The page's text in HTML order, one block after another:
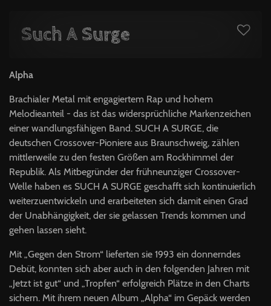
Such A Surge
Alpha
Brachialer Metal mit engagiertem Rap und hohem
Melodieanteil - das ist das widersprüchliche Markenzeichen
einer wandlungsfähigen Band. SUCH A SURGE, die
deutschen Crossover-Pioniere aus Braunschweig, zählen
mittlerweile zu den festen Größen am Rockhimmel der
Republik. Als Mitbegründer der frühneunziger Crossover-
Welle haben es SUCH A SURGE geschafft sich kontinuierlich
weiterzuentwickeln und erarbeiteten sich damit einen Grad
der Unabhängigkeit, der sie gelassen Trends kommen und
gehen lassen sieht.
Mit „Gegen den Strom“ lieferten sie 1993 ein donnerndes
Debüt, konnten sich aber auch in den folgenden Jahren mit
„Jetzt ist gut“ und „Tropfen“ erfolgreich Plätze in den Charts
sichern. Mit ihrem neuen Album „Alpha“ im Gepäck werden